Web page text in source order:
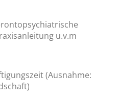
u.v.m
(Ausnahme: